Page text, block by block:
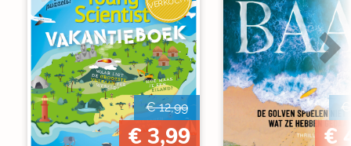
€ 12,99
€ 3,99
€
€